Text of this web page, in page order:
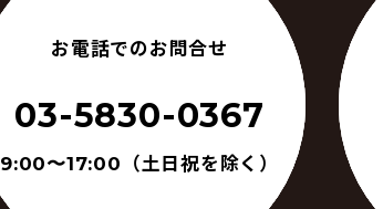
お電話でのお問合せ
03-5830-0367
9:00〜17:00 （土日祝を除く）